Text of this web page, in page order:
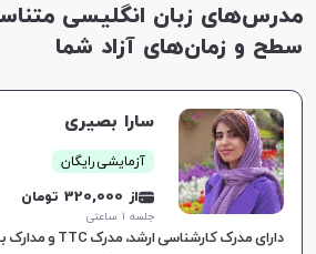
زبان در ایران برای کلاس‌های آنلاین و
است.
شرکت کنید.
مدرس‌های زبان انگلیسی
سطح و زمان‌های آزاد شما
سارا بصیری
آزمایشی رایگان
از 320,000 تومان
جلسه ۱ ساعتی